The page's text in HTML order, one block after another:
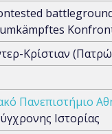
Κρίστιαν
Πανεπιστήμιο
Ιστορίας